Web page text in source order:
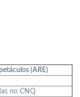
(ARE)
no CNQ